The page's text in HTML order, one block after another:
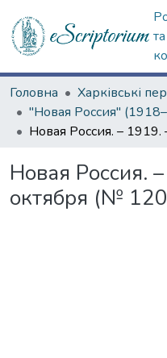
та
Головна
Новая Россия.
октября (№